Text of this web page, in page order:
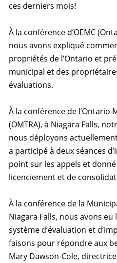
ces derniers mois!
À la conférence d’OEMC
nous avons expliqué
propriétés de l’Ontario et
municipal et des
évaluations.
À la conférence de l’Ontario
(OMTRA), à Niagara Falls,
nous déployons
a participé à deux séances
point sur les appels et
licenciement et de
À la conférence de la
Niagara Falls, nous avons
système d’évaluation et
faisons pour répondre aux
Mary Dawson-Cole,